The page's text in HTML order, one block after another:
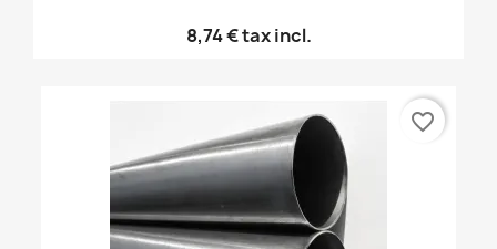
8,74 €tax incl.
favorite_border